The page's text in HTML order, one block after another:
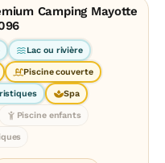
Camping Mayotte
Lac ou rivière
Piscine couverte
Spa
Piscine enfants